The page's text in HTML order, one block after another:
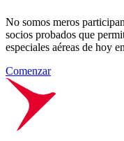
No somos meros
socios probados que
especiales aéreas de hoy
Comenzar